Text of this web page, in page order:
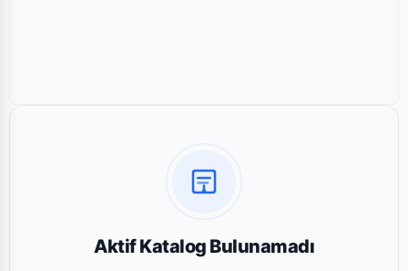
Aktif Katalog Bulunamadı